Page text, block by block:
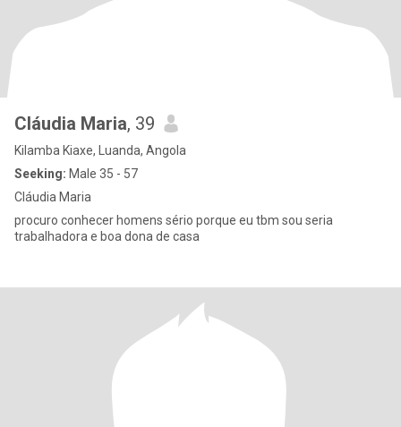
Cláudia Maria, 39
Kilamba Kiaxe, Luanda, Angola
Seeking: Male 35 - 57
Cláudia Maria
procuro conhecer homens sério porque eu tbm sou seria
trabalhadora e boa dona de casa